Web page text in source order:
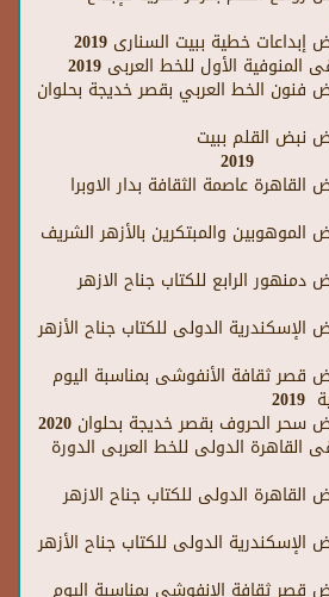
خطية ببيت السنارى
الأول للخط العربى 2019
فنون الخط العربي بقصر خديجة بحلوان
نبض القلم ببيت
عاصمة الثقافة بدار الاوبرا
والمبتكرين بالأزهر الشريف
الرابع للكتاب جناح الازهر
الدولى للكتاب جناح الأزهر
قصر ثقافة الأنفوشى بمناسبة اليوم
الحروف بقصر خديجة بحلوان 2020
القاهرة الدولى للخط العربى الدورة
الدولى للكتاب جناح الازهر
الدولى للكتاب جناح الأزهر
قصر ثقافة الانفوشى بمناسبة اليوم